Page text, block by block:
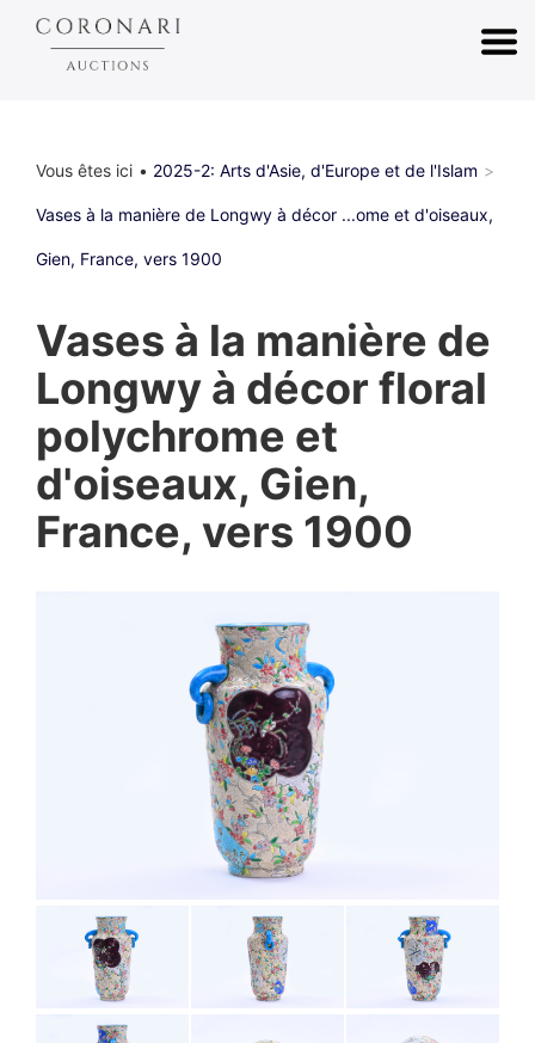
Vous êtes ici 2025-2: Arts d'Asie, d'Europe et de l'Islam
Vases à la manière de Longwy à décor ...ome et d'oiseaux,
Gien, France, vers 1900
Vases à la manière de
Longwy à décor floral
polychrome et
d'oiseaux, Gien,
France, vers 1900